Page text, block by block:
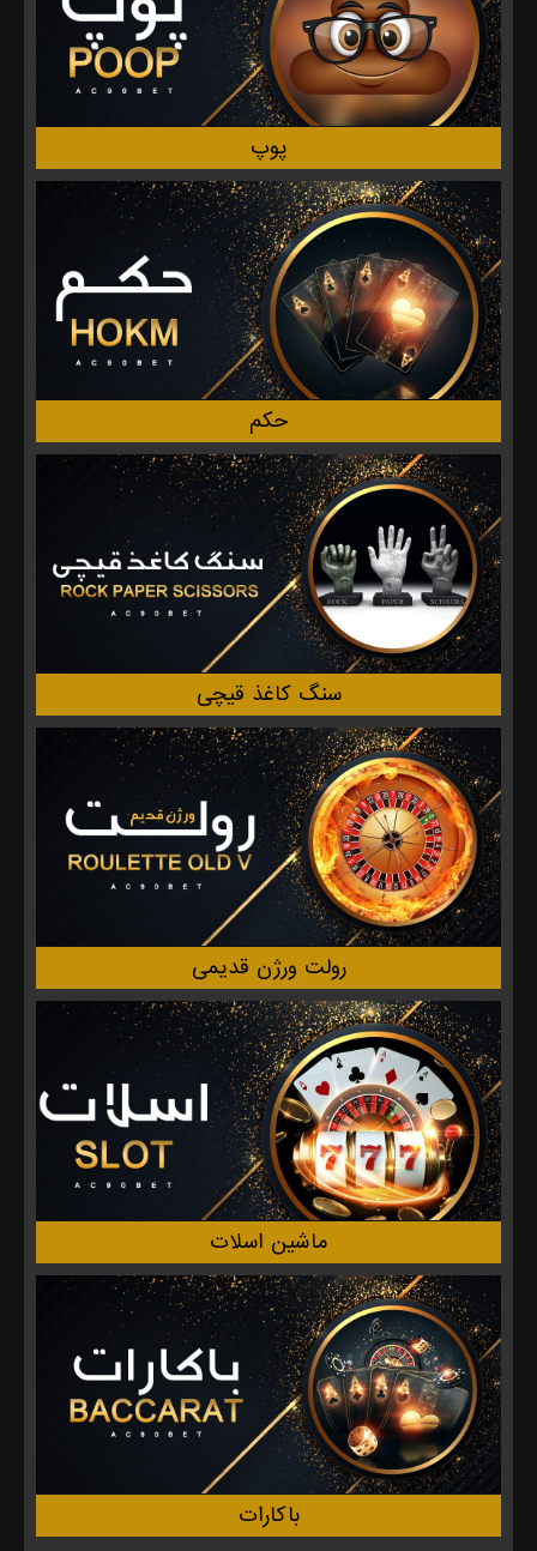
پوپ
حکم
سنگ کاغذ قیچی
رولت ورژن قدیمی
ماشین اسلات
باکارات